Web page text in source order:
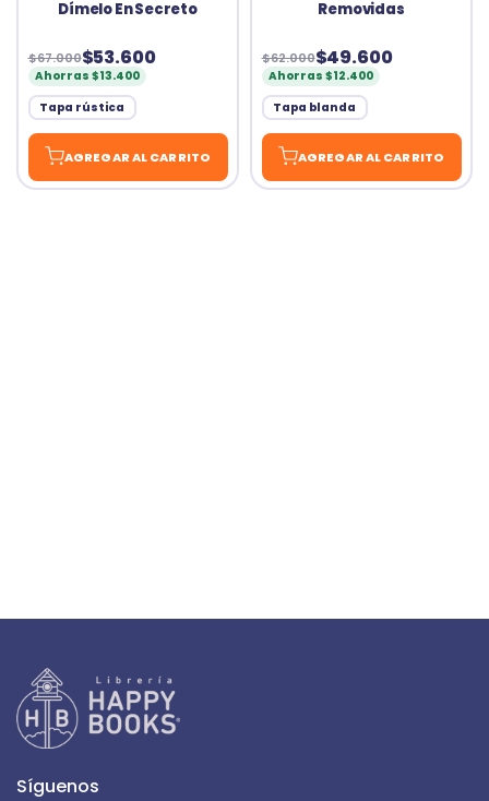
Dímelo En Secreto
$67.000$53.600
Ahorras $13.400
Tapa rústica
AGREGAR AL CARRITO
Removidas
$62.000$49.600
Ahorras $12.400
Tapa blanda
AGREGAR AL CARRITO
Síguenos